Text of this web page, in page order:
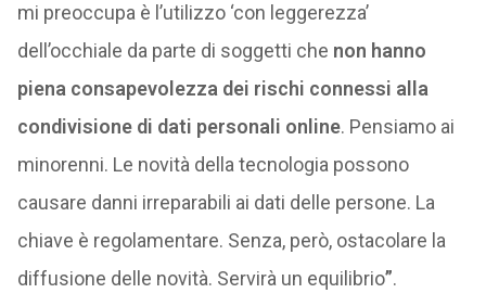
mi preoccupa è l’utilizzo ‘con leggerezza’
dell’occhiale da parte di soggetti che non hanno
piena consapevolezza dei rischi connessi alla
condivisione di dati personali online. Pensiamo ai
minorenni. Le novità della tecnologia possono
causare danni irreparabili ai dati delle persone. La
chiave è regolamentare. Senza, però, ostacolare la
diffusione delle novità. Servirà un equilibrio”.